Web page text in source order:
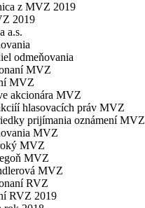
z MVZ 2019
2019
a.s.
odmeňovania
MVZ
MVZ
akcionára MVZ
hlasovacích práv MVZ
prijímania oznámení MVZ
MVZ
MVZ
MVZ
MVZ
RVZ
RVZ 2019